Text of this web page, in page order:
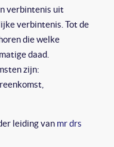
verbintenis uit
verbintenis. Tot de
die welke
daad.
zijn:
leiding van mr drs